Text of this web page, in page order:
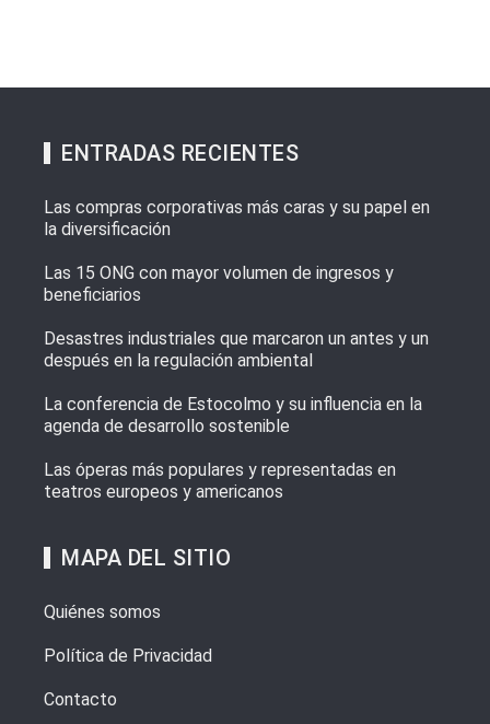
ENTRADAS RECIENTES
Las compras corporativas más caras y su papel en
la diversificación
Las 15 ONG con mayor volumen de ingresos y
beneficiarios
Desastres industriales que marcaron un antes y un
después en la regulación ambiental
La conferencia de Estocolmo y su influencia en la
agenda de desarrollo sostenible
Las óperas más populares y representadas en
teatros europeos y americanos
MAPA DEL SITIO
Quiénes somos
Política de Privacidad
Contacto